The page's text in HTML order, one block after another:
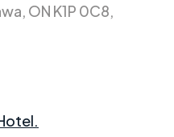
ON K1P 0C8,